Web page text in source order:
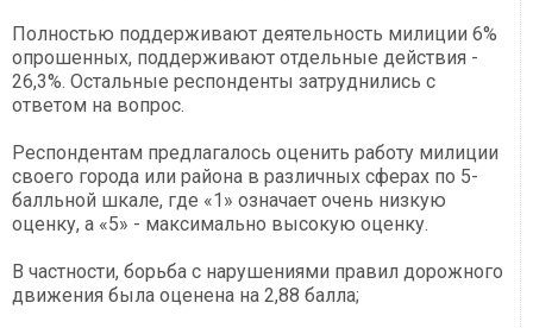
Полностью поддерживают деятельность милиции 6%
опрошенных, поддерживают отдельные действия -
26,3%. Остальные респонденты затруднились с
ответом на вопрос.
Респондентам предлагалось оценить работу милиции
своего города или района в различных сферах по 5-
балльной шкале, где «1» означает очень низкую
оценку, а «5» - максимально высокую оценку.
В частности, борьба с нарушениями правил дорожного
движения была оценена на 2,88 балла;